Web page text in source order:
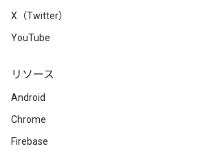
X（Twitter）
YouTube
リソース
Android
Chrome
Firebase